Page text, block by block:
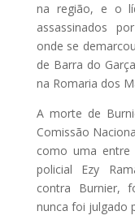
na região, e o
assassinados
onde se
de Barra do
na Romaria dos
A morte de
Comissão
como uma entre
policial Ezy
contra Burnier,
nunca foi julgado